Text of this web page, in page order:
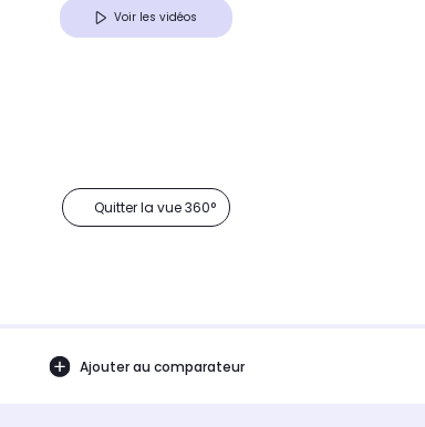
Voir les vidéos
Quitter la vue 360°
Ajouter au comparateur